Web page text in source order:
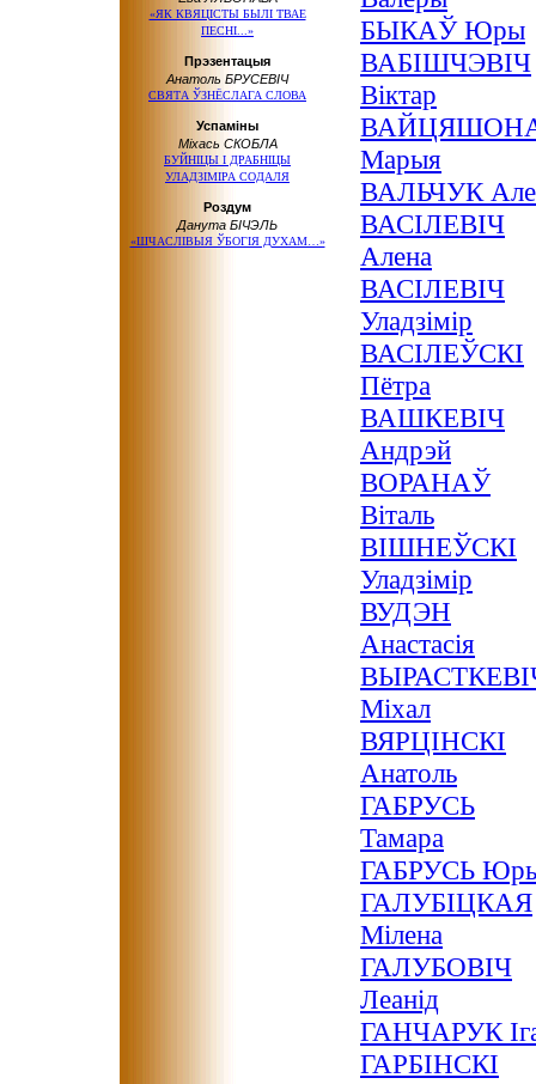
«ЯК КВЯЦІСТЫ БЫЛІ ТВАЕ
ПЕСНІ...»
Прэзентацыя
Анатоль БРУСЕВІЧ
СВЯТА ЎЗНЁСЛАГА СЛОВА
Успаміны
Міхась СКОБЛА
БУЙНІЦЫ І ДРАБНІЦЫ
УЛАДЗІМІРА СОДАЛЯ
Роздум
Данута БІЧЭЛЬ
«ШЧАСЛІВЫЯ ЎБОГІЯ ДУХАМ…»
БЫКАЎ Юры
ВАБІШЧЭВІЧ
Віктар
Марыя
ВАЛЬЧУК
ВАСІЛЕВІЧ
Алена
ВАСІЛЕВІЧ
Уладзімір
ВАСІЛЕЎСКІ
Пётра
ВАШКЕВІЧ
Андрэй
ВОРАНАЎ
Віталь
ВІШНЕЎСКІ
Уладзімір
ВУДЭН
Анастасія
Міхал
ВЯРЦІНСКІ
Анатоль
ГАБРУСЬ
Тамара
ГАБРУСЬ
ГАЛУБІЦКАЯ
Мілена
ГАЛУБОВІЧ
Леанід
ГАНЧАРУК
ГАРБІНСКІ